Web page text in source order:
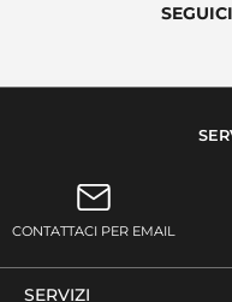
SEGUICI
CONTATTACI PER EMAIL
SERVIZI